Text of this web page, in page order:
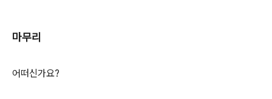
마무리
어떠신가요?